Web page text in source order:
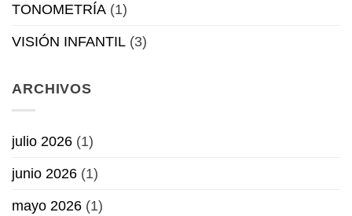
TONOMETRÍA (1)
VISIÓN INFANTIL (3)
ARCHIVOS
julio 2026 (1)
junio 2026 (1)
mayo 2026 (1)